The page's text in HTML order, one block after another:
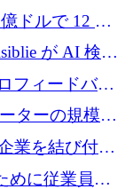
ルを突破
ドルで 12 億
が AI 検索
調達
フィードバッ
万ユーロを確
ターの規模拡
業を結び付け
めに従業員に